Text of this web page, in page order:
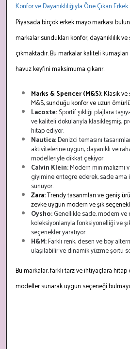
Konfor ve Dayanıklılığıyla Öne Çıkan
Piyasada birçok erkek mayo markası
markalar sundukları konfor, dayanıklılık
çıkmaktadır. Bu markalar kaliteli
havuz keyfini maksimuma çıkarır.
Marks & Spencer (M&S):Klasik ve
M&S, sunduğu konfor ve uzun
Lacoste:Sportif şıklığı plajlara
ve kaliteli dokularıyla klasikleşmiş,
hitap ediyor.
Nautica:Denizci temasını
aktivitelerine uygun, dayanıklı ve
modelleriyle dikkat çekiyor.
Calvin Klein:Modern minimalizmi
giyimine entegre ederek, sade ama
sunuyor.
Zara:Trendy tasarımları ve geniş
zevke uygun modern ve şık
Oysho:Genellikle sade, modern
koleksiyonlarıyla fonksiyonelliği ve
seçenekler yaratıyor.
H&M:Farklı renk, desen ve boy
ulaşılabilir ve dinamik yüzme şortu
Bu markalar, farklı tarz ve ihtiyaçlara
modeller sunarak uygun seçeneği bulmayı